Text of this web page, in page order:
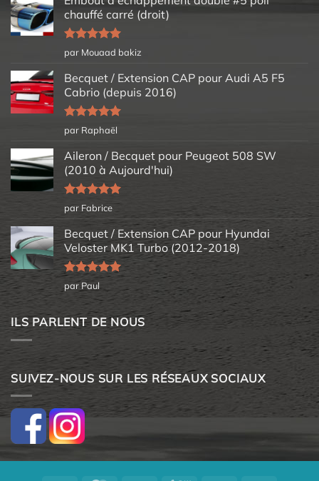
chauffé carré (droit)
Note5sur
5
par Mouaad bakiz
Becquet / Extension CAP pour Audi A5 F5
Cabrio (depuis 2016)
Note5sur
5
par Raphaël
Aileron / Becquet pour Peugeot 508 SW
(2010 à Aujourd'hui)
Note5sur
5
par Fabrice
Becquet / Extension CAP pour Hyundai
Veloster MK1 Turbo (2012-2018)
Note5sur
5
par Paul
ILS PARLENT DE NOUS
SUIVEZ-NOUS SUR LES RÉSEAUX SOCIAUX